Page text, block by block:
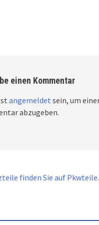
einen Kommentar
angemeldet sein, um
abzugeben.